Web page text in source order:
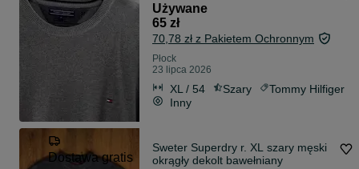
Używane
65 zł
70,78 zł z Pakietem Ochronnym
Płock
23 lipca 2026
XL / 54 Szary
Tommy Hilfiger
Inny
Dostawa gratis
Sweter Superdry r. XL szary męski
okrągły dekolt bawełniany